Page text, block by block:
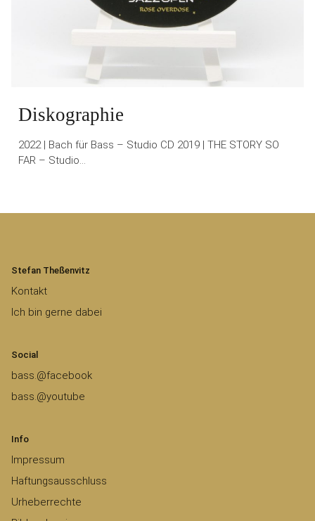
Diskographie
2022 | Bach für Bass – Studio CD 2019 | THE STORY SO
FAR – Studio…
Stefan Theßenvitz
Kontakt
Ich bin gerne dabei
Social
bass.@facebook
bass.@youtube
Info
Impressum
Haftungsausschluss
Urheberrechte